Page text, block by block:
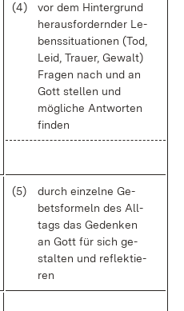
(4)
vor dem Hin­ter­grund
her­aus­for­dern­der Le­
bens­si­tua­tio­nen (Tod,
Leid, Trau­er, Ge­walt)
Fra­gen nach und an
Gott stel­len und
mög­li­che Ant­wor­ten
fin­den
(5)
durch ein­zel­ne Ge­
bets­for­meln des All­
tags das Ge­den­ken
an Gott für sich ge­
stal­ten und re­flek­tie­
ren